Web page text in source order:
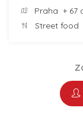
Praha + 67
Street food